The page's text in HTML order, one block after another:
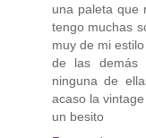
una paleta que
tengo muchas
muy de mi
de las demás
ninguna de
acaso la
un besito